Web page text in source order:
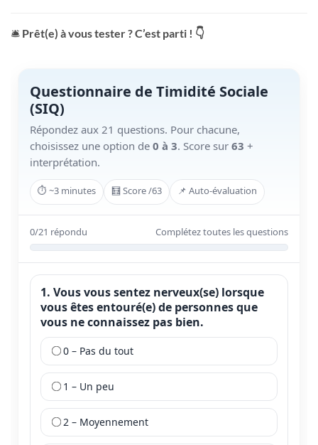
🛎️ Prêt(e) à vous tester ? C’est parti ! 👇